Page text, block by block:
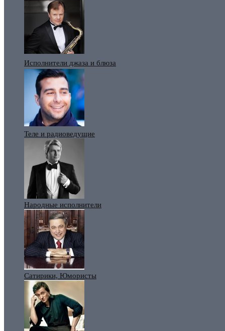
Исполнители джаза и блюза
Теле и радиоведущие
Народные исполнители
Сатирики, Юмористы